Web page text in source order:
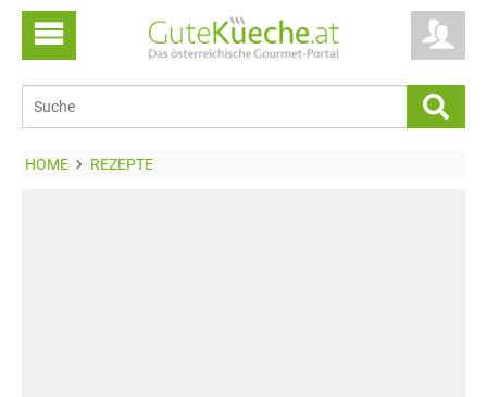
HOME REZEPTE